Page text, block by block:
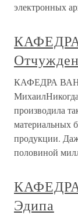
электронных
КАФЕДРА
производила
материальных
продукции.
половиной
Эдипа